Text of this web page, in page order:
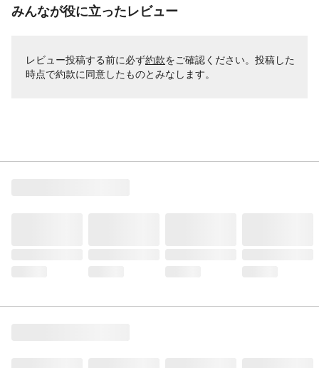
みんなが役に立ったレビュー
レビュー投稿する前に必ず約款をご確認ください。投稿した
時点で約款に同意したものとみなします。